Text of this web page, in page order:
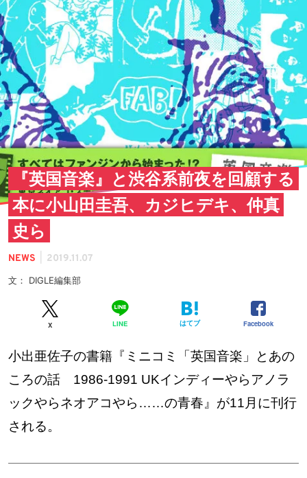
『英国音楽』と渋谷系前夜を回顧する
本に小山田圭吾、カジヒデキ、仲真
史ら
NEWS 2019.11.07
文： DIGLE編集部
X LINE はてブ Facebook
小出亜佐子の書籍『ミニコミ「英国音楽」とあの
ころの話 1986-1991 UKインディーやらアノラ
ックやらネオアコやら……の青春』が11月に刊行
される。